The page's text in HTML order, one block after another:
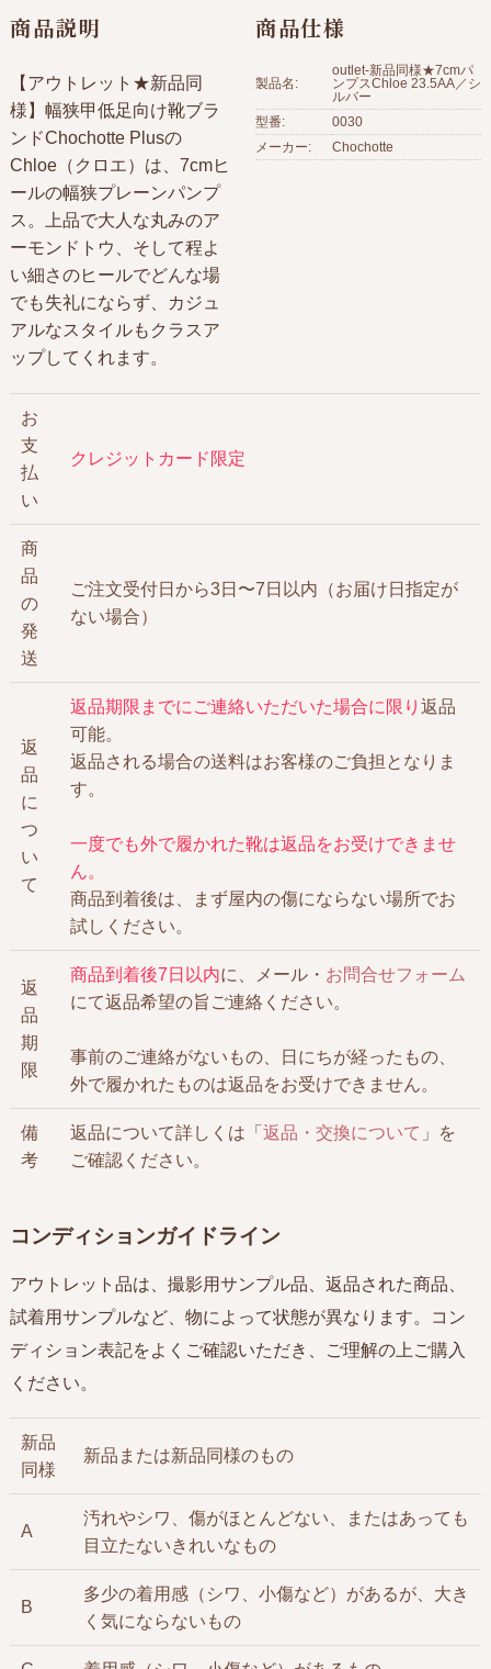
商品説明
【アウトレット★新品同
様】幅狭甲低足向け靴ブラ
ンドChochotte Plusの
Chloe（クロエ）は、7cmヒ
ールの幅狭プレーンパンプ
ス。上品で大人な丸みのア
ーモンドトウ、そして程よ
い細さのヒールでどんな場
でも失礼にならず、カジュ
アルなスタイルもクラスア
ップしてくれます。
商品仕様
製品名:
outlet-新品同様★7cmパ
ンプスChloe 23.5AA／シ
ルバー
型番:
0030
メーカー:
Chochotte
お
支
払
い
クレジットカード限定
商
品
の
発
送
ご注文受付日から3日〜7日以内（お届け日指定が
ない場合）
返
品
に
つ
い
て
返品期限までにご連絡いただいた場合に限り 返品
可能。
返品される場合の送料はお客様のご負担となりま
す。
一度でも外で履かれた靴は返品をお受けできませ
ん。
商品到着後は、まず屋内の傷にならない場所でお
試しください。
返
品
期
限
商品到着後7日以内に、メール・ お問合せフォーム
にて返品希望の旨ご連絡ください。
事前のご連絡がないもの、日にちが経ったもの、
外で履かれたものは返品をお受けできません。
備
考
返品について詳しくは「 返品・交換について 」を
ご確認ください。
コンディションガイドライン
アウトレット品は、撮影用サンプル品、返品された商品、
試着用サンプルなど、物によって状態が異なります。コン
ディション表記をよくご確認いただき、ご理解の上ご購入
ください。
新品
同様
新品または新品同様のもの
A
汚れやシワ、傷がほとんどない、またはあっても
目立たないきれいなもの
B
多少の着用感（シワ、小傷など）があるが、大き
く気にならないもの